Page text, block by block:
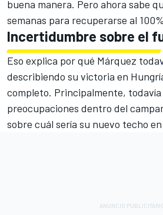
buena manera. Pero ahora sabe
semanas para recuperarse al
Incertidumbre sobre el
Eso explica por qué Márquez
describiendo su victoria en
completo. Principalmente,
preocupaciones dentro del
sobre cuál sería su nuevo techo en